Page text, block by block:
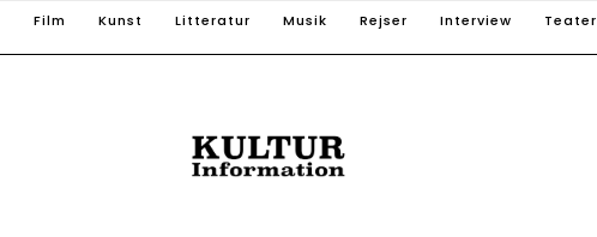
Film Kunst Litteratur Musik Rejser Interview Teater